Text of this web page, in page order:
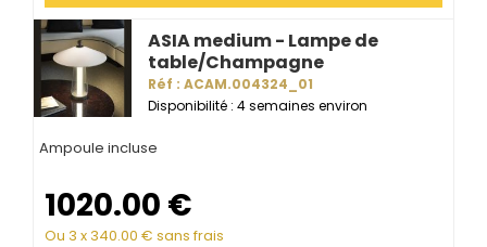
ASIA medium - Lampe de
table/Champagne
Réf : ACAM.004324_01
Disponibilité : 4 semaines environ
Ampoule incluse
1020.00 €
Ou 3 x 340.00 € sans frais